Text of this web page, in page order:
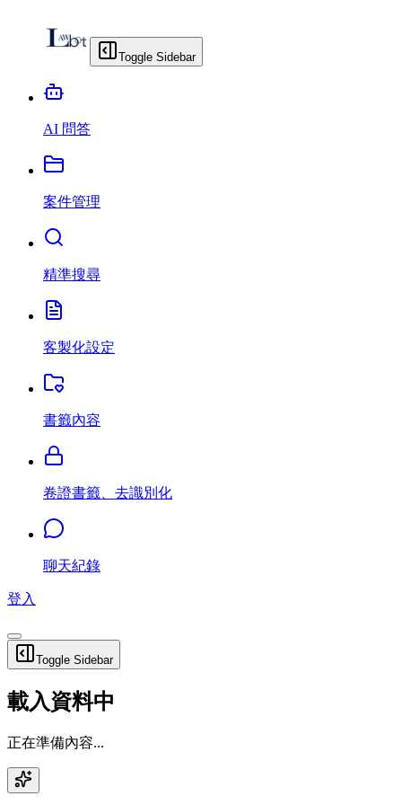
Toggle Sidebar
AI 問答
案件管理
精準搜尋
客製化設定
書籤內容
卷證書籤、去識別化
聊天紀錄
登入
Toggle Sidebar
載入資料中
正在準備內容...